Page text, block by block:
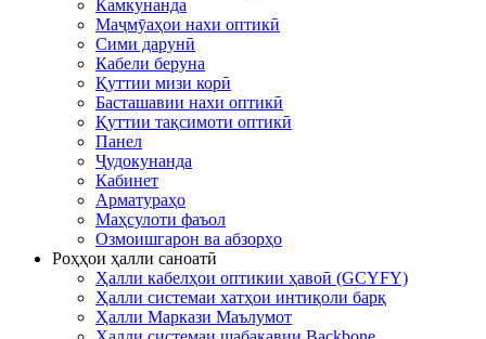
Камкунанда
Маҷмӯаҳои нахи оптикӣ
Сими дарунӣ
Кабели беруна
Қуттии мизи корӣ
Басташавии нахи оптикӣ
Қуттии тақсимоти оптикӣ
Панел
Ҷудокунанда
Кабинет
Арматураҳо
Маҳсулоти фаъол
Озмоишгарон ва абзорҳо
Роҳҳои ҳалли саноатӣ
Ҳалли кабелҳои оптикии ҳавоӣ (GCYFY)
Ҳалли системаи хатҳои интиқоли барқ
Ҳалли Маркази Маълумот